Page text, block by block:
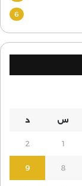
6
س د
1
2
8
9